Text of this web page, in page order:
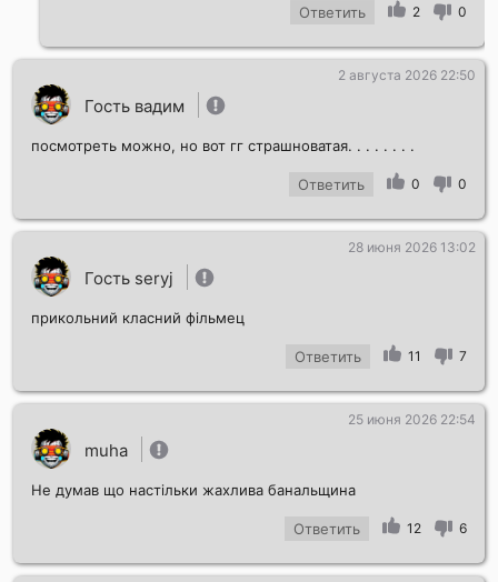
Ответить 2 0
Гость вадим
2 августа 2026 22:50
посмотреть можно, но вот гг страшноватая. . . . . . . .
Ответить 0 0
Гость seryj
28 июня 2026 13:02
прикольний класний фільмец
Ответить 11 7
muha
25 июня 2026 22:54
Не думав що настільки жахлива банальщина
Ответить 12 6